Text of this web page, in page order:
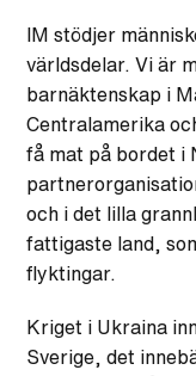
IM stödjer
världsdelar. Vi är
barnäktenskap i
Centralamerika
få mat på bordet i
och i det lilla
fattigaste land,
flyktingar.
Kriget i Ukraina
Sverige, det